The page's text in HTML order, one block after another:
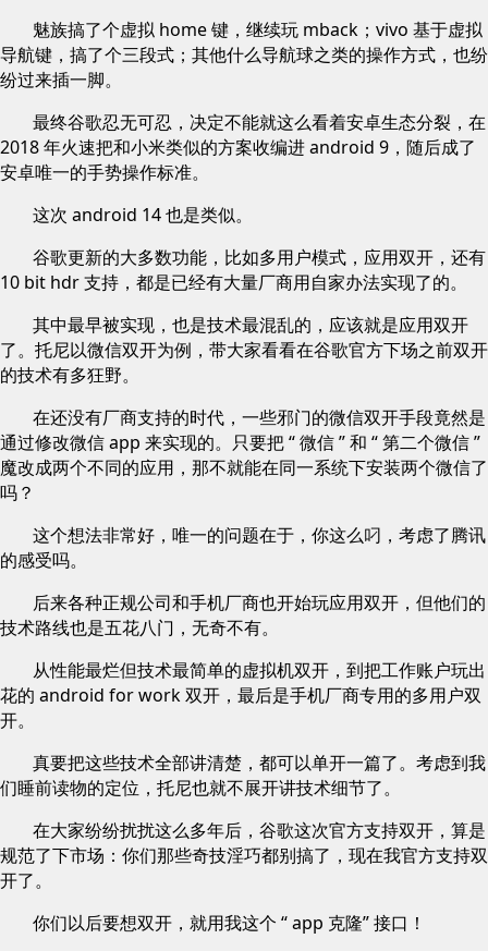
魅族搞了个虚拟 home 键，继续玩 mback；vivo 基于虚拟
导航键，搞了个三段式；其他什么导航球之类的操作方式，也纷
纷过来插一脚。
最终谷歌忍无可忍，决定不能就这么看着安卓生态分裂，在
2018 年火速把和小米类似的方案收编进 android 9，随后成了
安卓唯一的手势操作标准。
这次 android 14 也是类似。
谷歌更新的大多数功能，比如多用户模式，应用双开，还有
10 bit hdr 支持，都是已经有大量厂商用自家办法实现了的。
其中最早被实现，也是技术最混乱的，应该就是应用双开
了。托尼以微信双开为例，带大家看看在谷歌官方下场之前双开
的技术有多狂野。
在还没有厂商支持的时代，一些邪门的微信双开手段竟然是
通过修改微信 app 来实现的。只要把 “ 微信 ” 和 “ 第二个微信 ”
魔改成两个不同的应用，那不就能在同一系统下安装两个微信了
吗？
这个想法非常好，唯一的问题在于，你这么叼，考虑了腾讯
的感受吗。
后来各种正规公司和手机厂商也开始玩应用双开，但他们的
技术路线也是五花八门，无奇不有。
从性能最烂但技术最简单的虚拟机双开，到把工作账户玩出
花的 android for work 双开，最后是手机厂商专用的多用户双
开。
真要把这些技术全部讲清楚，都可以单开一篇了。考虑到我
们睡前读物的定位，托尼也就不展开讲技术细节了。
在大家纷纷扰扰这么多年后，谷歌这次官方支持双开，算是
规范了下市场：你们那些奇技淫巧都别搞了，现在我官方支持双
开了。
你们以后要想双开，就用我这个 “ app 克隆” 接口！